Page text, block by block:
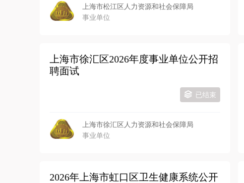
上海市松江区人力资源和社会保障局
事业单位
上海市徐汇区2026年度事业单位公开招
聘面试
已结束
上海市徐汇区人力资源和社会保障局
事业单位
2026年上海市虹口区卫生健康系统公开